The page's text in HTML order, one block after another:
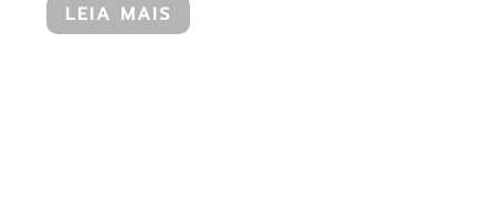
LEIA MAIS